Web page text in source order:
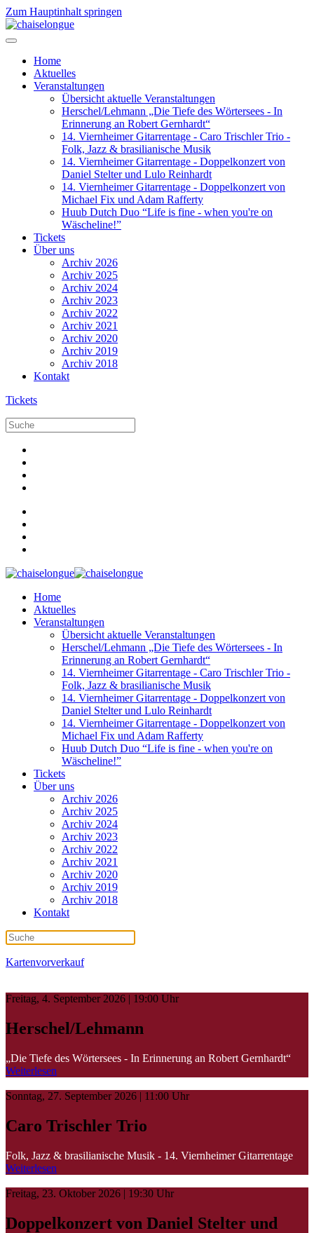
Zum Hauptinhalt springen
Home
Aktuelles
Veranstaltungen
Übersicht aktuelle Veranstaltungen
Herschel/Lehmann „Die Tiefe des Wörtersees - In
Erinnerung an Robert Gernhardt“
14. Viernheimer Gitarrentage - Caro Trischler Trio -
Folk, Jazz & brasilianische Musik
14. Viernheimer Gitarrentage - Doppelkonzert von
Daniel Stelter und Lulo Reinhardt
14. Viernheimer Gitarrentage - Doppelkonzert von
Michael Fix und Adam Rafferty
Huub Dutch Duo “Life is fine - when you're on
Wäscheline!”
Tickets
Über uns
Archiv 2026
Archiv 2025
Archiv 2024
Archiv 2023
Archiv 2022
Archiv 2021
Archiv 2020
Archiv 2019
Archiv 2018
Kontakt
Tickets
Home
Aktuelles
Veranstaltungen
Übersicht aktuelle Veranstaltungen
Herschel/Lehmann „Die Tiefe des Wörtersees - In
Erinnerung an Robert Gernhardt“
14. Viernheimer Gitarrentage - Caro Trischler Trio -
Folk, Jazz & brasilianische Musik
14. Viernheimer Gitarrentage - Doppelkonzert von
Daniel Stelter und Lulo Reinhardt
14. Viernheimer Gitarrentage - Doppelkonzert von
Michael Fix und Adam Rafferty
Huub Dutch Duo “Life is fine - when you're on
Wäscheline!”
Tickets
Über uns
Archiv 2026
Archiv 2025
Archiv 2024
Archiv 2023
Archiv 2022
Archiv 2021
Archiv 2020
Archiv 2019
Archiv 2018
Kontakt
Kartenvorverkauf
Freitag, 4. September 2026 | 19:00 Uhr
Herschel/Lehmann
„Die Tiefe des Wörtersees - In Erinnerung an Robert Gernhardt“
Weiterlesen
Sonntag, 27. September 2026 | 11:00 Uhr
Caro Trischler Trio
Folk, Jazz & brasilianische Musik - 14. Viernheimer Gitarrentage
Weiterlesen
Freitag, 23. Oktober 2026 | 19:30 Uhr
Doppelkonzert von Daniel Stelter und